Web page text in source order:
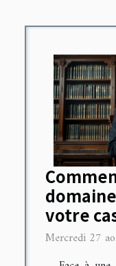
votre
Mercredi 27